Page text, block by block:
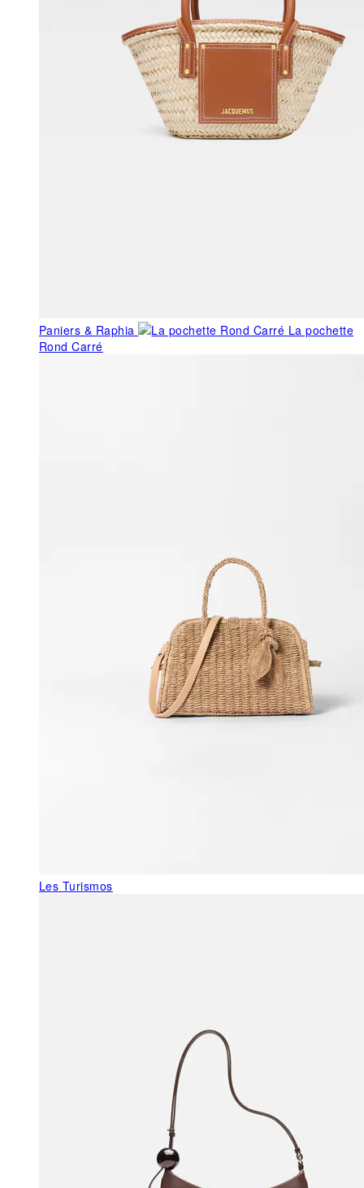
Paniers & Raphia
La pochette
Rond Carré
Les Turismos